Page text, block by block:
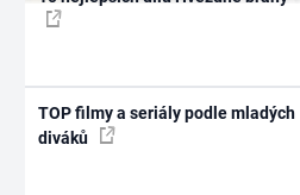
TOP filmy a seriály podle mladých
diváků